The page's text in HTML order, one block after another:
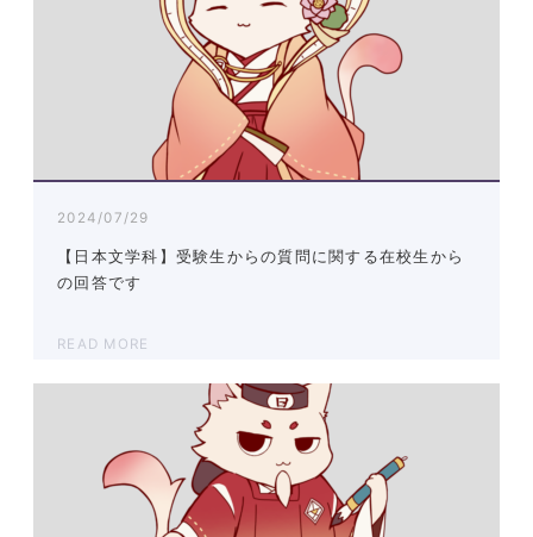
2024/07/29
【日本文学科】受験生からの質問に関する在校生から
の回答です
READ MORE